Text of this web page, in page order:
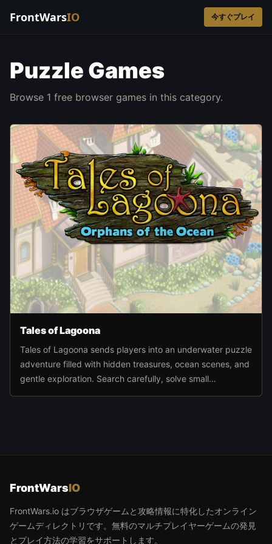
FrontWarsIO 今すぐプレイ
Puzzle Games
Browse 1 free browser games in this category.
Tales of Lagoona
Tales of Lagoona sends players into an underwater puzzle
adventure filled with hidden treasures, ocean scenes, and
gentle exploration. Search carefully, solve small
FrontWarsIO
FrontWars.io はブラウザゲームと攻略情報に特化したオンライン
ゲームディレクトリです。無料のマルチプレイヤーゲームの発見
とプレイ方法の学習をサポートします。